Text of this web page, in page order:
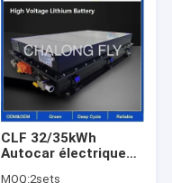
CLF 32/35kWh
Autocar électrique
MOQ:2sets